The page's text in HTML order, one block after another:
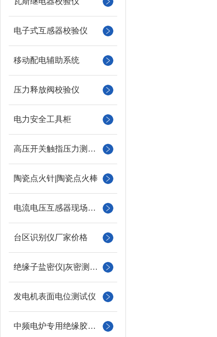
电子式互感器校验仪
移动配电辅助系统
压力释放阀校验仪
电力安全工具柜
高压开关触指压力测试仪
陶瓷点火针|陶瓷点火棒
电流电压互感器现场校验仪
台区识别仪厂家价格
绝缘子盐密仪|灰密测试仪
发电机表面电位测试仪
中频电炉专用绝缘胶木柱